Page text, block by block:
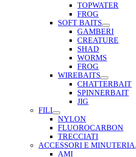
TOPWATER
FROG
SOFT BAITS
GAMBERI
CREATURE
SHAD
WORMS
FROG
WIREBAITS
CHATTERBAIT
SPINNERBAIT
JIG
FILI
NYLON
FLUOROCARBON
TRECCIATI
ACCESSORI E MINUTERIA
AMI